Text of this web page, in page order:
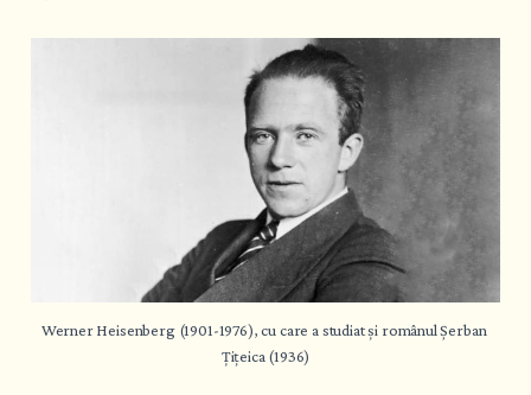
Werner Heisenberg (1901-1976), cu care a studiat și românul Șerban
Țițeica (1936)